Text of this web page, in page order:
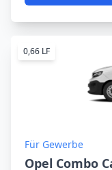
0,66 LF
Für Gewerbe
Opel Combo